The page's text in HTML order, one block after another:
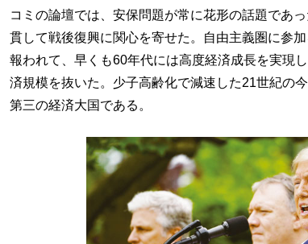
コミの論壇では、安保問題が常に花形の話題であ
貫して戦後復興に関心を寄せた。自由主義圏に参
報われて、早くも60年代には高度経済成長を実現
済規模を抜いた。少子高齢化で減速した21世紀の
第三の経済大国である。